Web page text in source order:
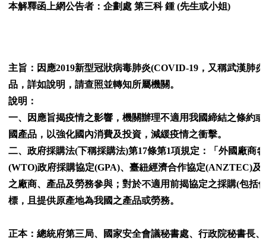
本解釋函上網公告者：企劃處 第三科 鍾 (先生或小姐)
主旨：因應2019新型冠狀病毒肺炎(COVID-19，又稱武漢肺
品，詳如說明，請查照並轉知所屬機關。
說明：
一、因應旨揭疫情之影響，機關辦理不適用我國締結之條約
國產品，以強化國內消費及投資，減緩疫情之衝擊。
二、政府採購法(下稱採購法)第17條第1項規定：「外國廠商
(WTO)政府採購協定(GPA)、臺紐經濟合作協定(ANZTEC)
之廠商、產品及勞務參與；對於不適用前揭協定之採購(包
標，且提供原產地為我國之產品或勞務。
正本：總統府第三局、國家安全會議秘書處、行政院秘書長